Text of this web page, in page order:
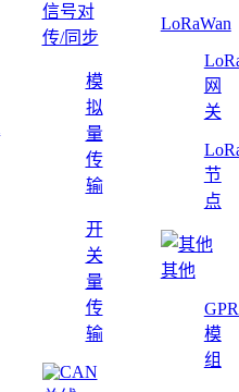
信号对
传/同步
模
拟
量
传
输
开
关
量
传
输
LoRaWan
网
关
节
点
其他
模
组